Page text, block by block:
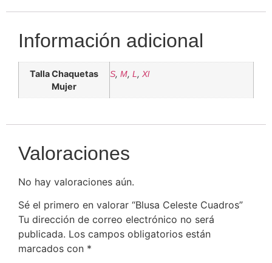
Información adicional
Talla Chaquetas
Mujer
S, M, L, Xl
Valoraciones
No hay valoraciones aún.
Sé el primero en valorar “Blusa Celeste Cuadros”
Tu dirección de correo electrónico no será
publicada. Los campos obligatorios están
marcados con *